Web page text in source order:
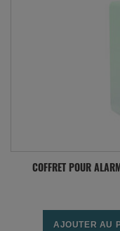
COFFRET POUR
AJOUTER AU